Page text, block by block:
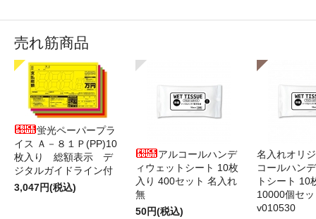
売れ筋商品
蛍光ペーパープラ
イス Ａ－８１Ｐ(PP)10
枚入り 総額表示 デ
ジタルガイドライン付
3,047円(税込)
アルコールハンデ
ィウェットシート 10枚
入り 400セット 名入れ
無
50円(税込)
名入れオリ
コールハン
トシート 10
10000個セ
v010530